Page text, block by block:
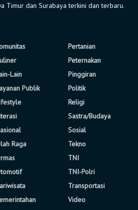
Timur dan Surabaya terkini dan terbaru.
Lain
Publik
Raga
Pertanian
Peternakan
Pinggiran
Politik
Religi
Sastra/Budaya
Sosial
Tekno
TNI
TNI-Polri
Transportasi
Video